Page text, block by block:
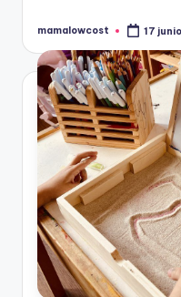
Publicado
mamalowcost 17